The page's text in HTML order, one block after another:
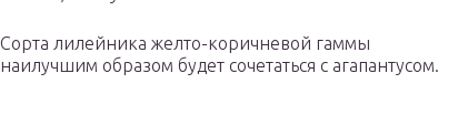
Сорта лилейника желто-коричневой гаммы
наилучшим образом будет сочетаться с агапантусом.